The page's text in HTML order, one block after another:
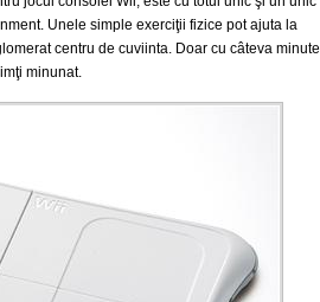
Unele simple exerciţii fizice pot ajuta la
centru de cuviinta. Doar cu câteva minute
minunat.